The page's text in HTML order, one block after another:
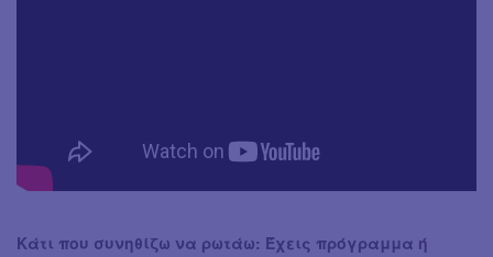
Κάτι που συνηθίζω να ρωτάω: Έχεις πρόγραμμα ή